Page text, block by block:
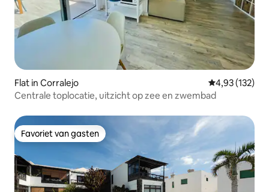
Flat in Corralejo Gemiddelde
4,93 (132)
Centrale toplocatie, uitzicht op zee en zwembad
Favoriet van gasten
Favoriet van gasten